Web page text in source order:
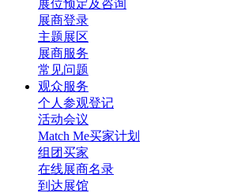
展位预定及咨询
展商登录
主题展区
展商服务
常见问题
观众服务
个人参观登记
活动会议
Match Me买家计划
组团买家
在线展商名录
到达展馆